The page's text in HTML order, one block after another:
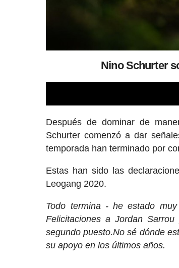
Nino Schurter
Después de dominar de
Schurter comenzó a dar
temporada han terminado por
Estas han sido las
Leogang 2020.
Todo termina - he estado
Felicitaciones a Jordan
segundo puesto.No sé dónde
su apoyo en los últimos años.